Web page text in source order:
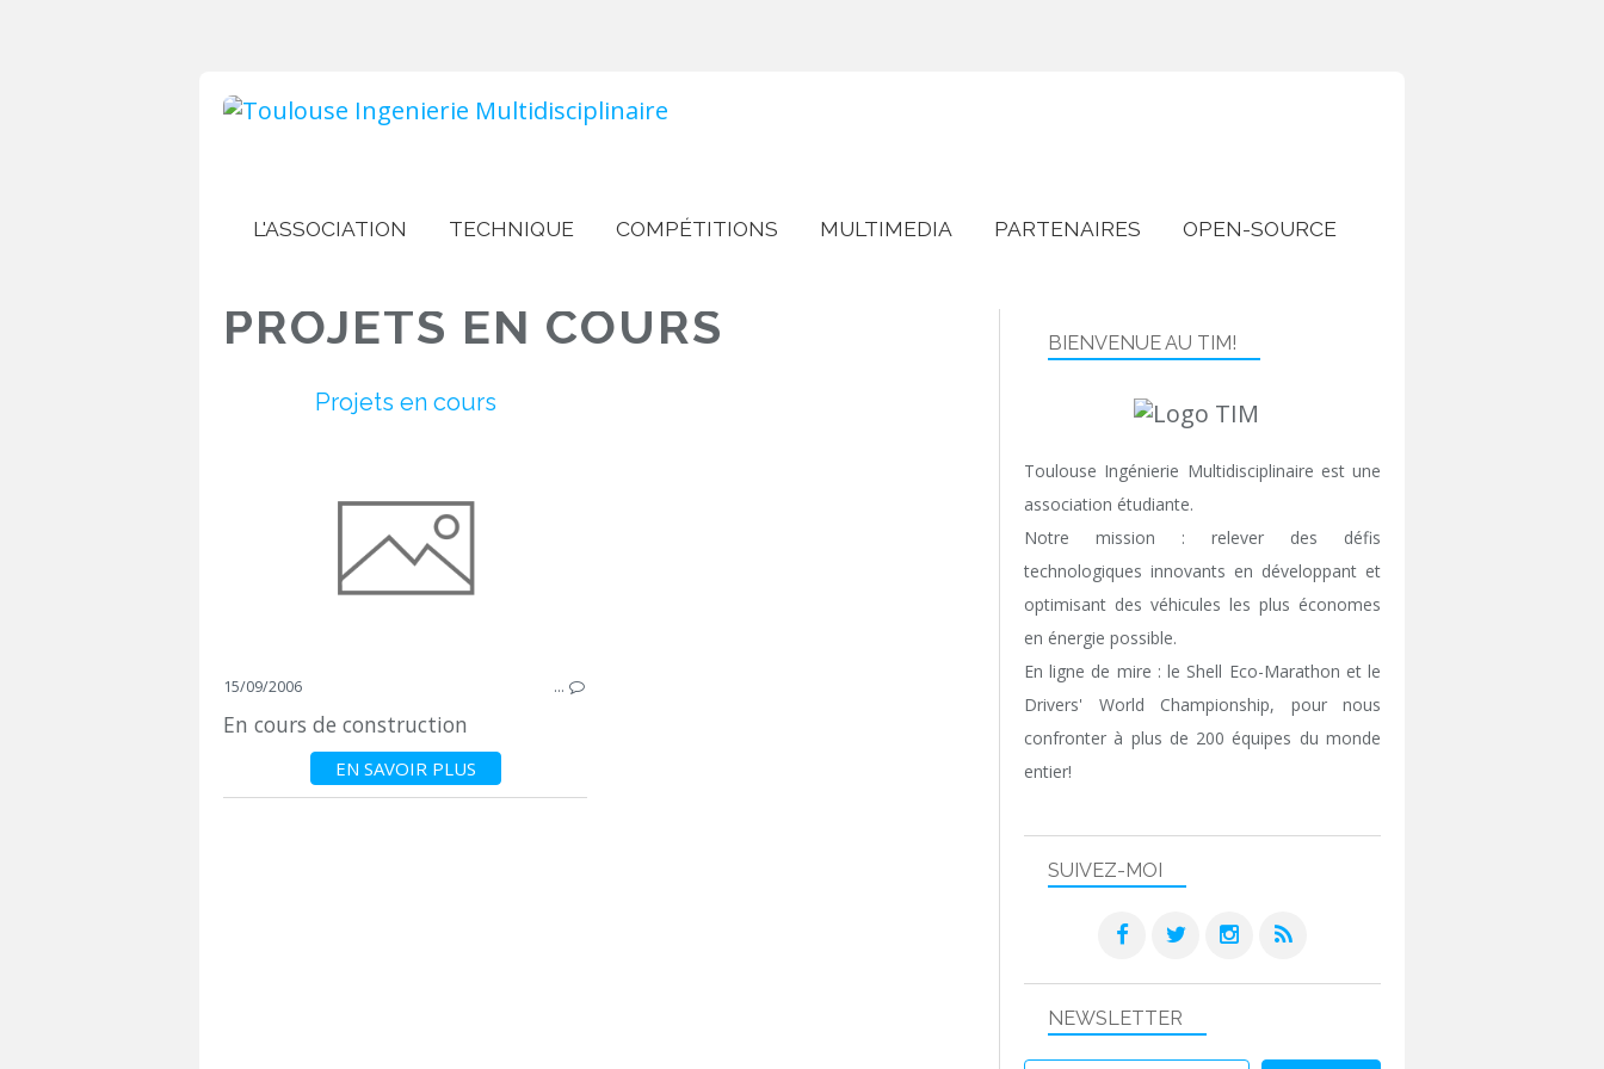
L'ASSOCIATION TECHNIQUE COMPÉTITIONS MULTIMEDIA PARTENAIRES OPEN-SOURCE
PROJETS EN COURS
Projets en cours
15/09/2006 …
En cours de construction
EN SAVOIR PLUS
NEWSLETTER
SUIVEZ-MOI
BIENVENUE AU TIM!
Toulouse Ingénierie Multidisciplinaire est une
association étudiante.
Notre mission : relever des défis
technologiques innovants en développant et
optimisant des véhicules les plus économes
en énergie possible.
En ligne de mire : le Shell Eco-Marathon et le
Drivers' World Championship, pour nous
confronter à plus de 200 équipes du monde
entier!